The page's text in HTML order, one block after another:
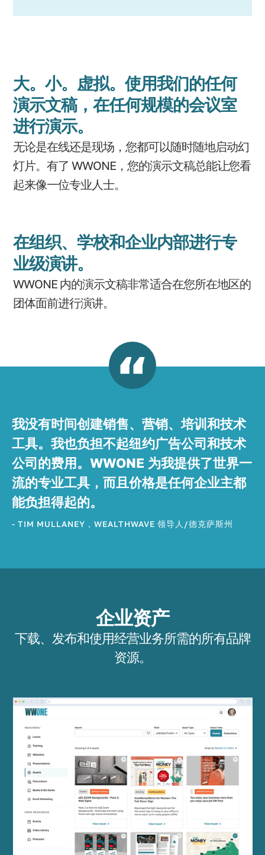
大。小。虚拟。使用我们的任何
演示文稿，在任何规模的会议室
进行演示。
无论是在线还是现场，您都可以随时随地启动幻
灯片。有了 WWONE，您的演示文稿总能让您看
起来像一位专业人士。
在组织、学校和企业内部进行专
业级演讲。
WWONE 内的演示文稿非常适合在您所在地区的
团体面前进行演讲。
我没有时间创建销售、营销、培训和技术
工具。我也负担不起纽约广告公司和技术
公司的费用。WWONE 为我提供了世界一
流的专业工具，而且价格是任何企业主都
能负担得起的。
- TIM MULLANEY，WEALTHWAVE 领导人/德克萨斯州
企业资产
下载、发布和使用经营业务所需的所有品牌
资源。